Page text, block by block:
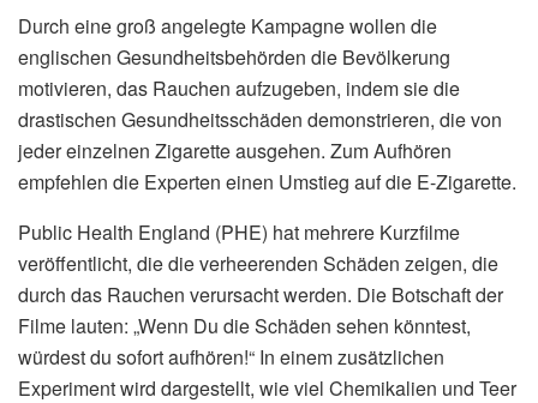
Durch eine groß angelegte Kampagne wollen die
englischen Gesundheitsbehörden die Bevölkerung
motivieren, das Rauchen aufzugeben, indem sie die
drastischen Gesundheitsschäden demonstrieren, die von
jeder einzelnen Zigarette ausgehen. Zum Aufhören
empfehlen die Experten einen Umstieg auf die E-Zigarette.
Public Health England (PHE) hat mehrere Kurzfilme
veröffentlicht, die die verheerenden Schäden zeigen, die
durch das Rauchen verursacht werden. Die Botschaft der
Filme lauten: „Wenn Du die Schäden sehen könntest,
würdest du sofort aufhören!“ In einem zusätzlichen
Experiment wird dargestellt, wie viel Chemikalien und Teer